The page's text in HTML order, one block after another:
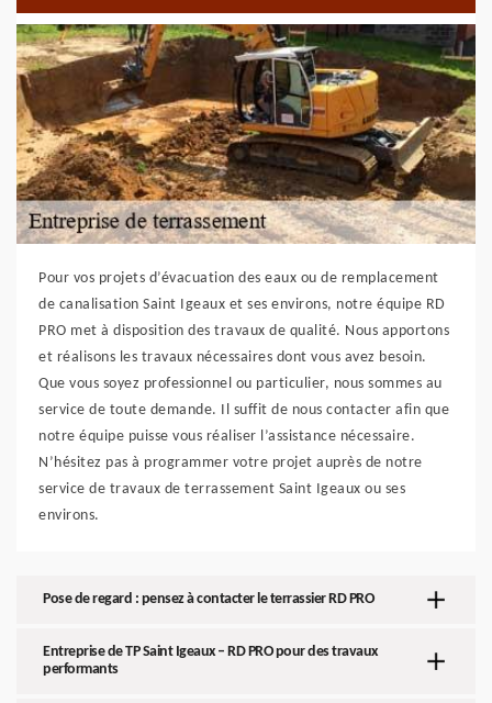
Pour vos projets d’évacuation des eaux ou de remplacement
de canalisation Saint Igeaux et ses environs, notre équipe RD
PRO met à disposition des travaux de qualité. Nous apportons
et réalisons les travaux nécessaires dont vous avez besoin.
Que vous soyez professionnel ou particulier, nous sommes au
service de toute demande. Il suffit de nous contacter afin que
notre équipe puisse vous réaliser l’assistance nécessaire.
N’hésitez pas à programmer votre projet auprès de notre
service de travaux de terrassement Saint Igeaux ou ses
environs.
Pose de regard : pensez à contacter le terrassier RD PRO
Entreprise de TP Saint Igeaux – RD PRO pour des travaux
performants